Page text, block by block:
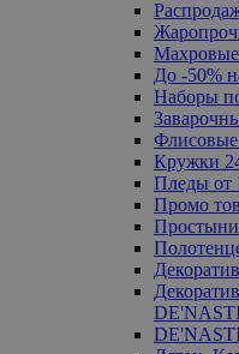
Махровые
До -50%
Наборы
Флисовые
Кружки
Пледы от
Промо
Простыни